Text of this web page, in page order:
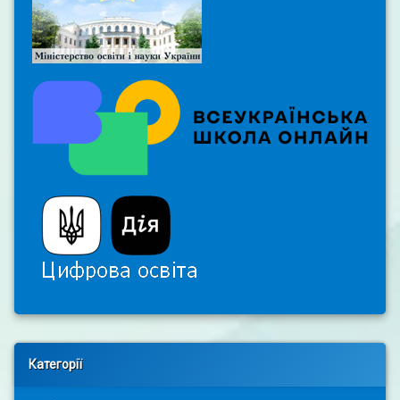
Right Sidebar
Категорії